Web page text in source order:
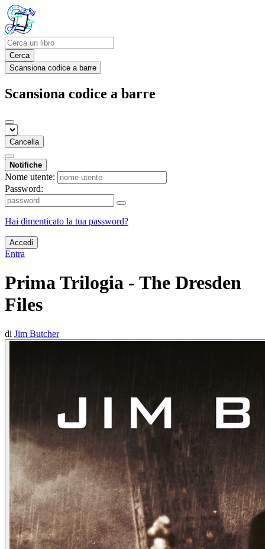
Cerca
Scansiona codice a barre
Scansiona codice a barre
Cancella
Notifiche
Nome utente:
Password:
Hai dimenticato la tua password?
Accedi
Entra
Prima Trilogia - The Dresden
Files
di Jim Butcher